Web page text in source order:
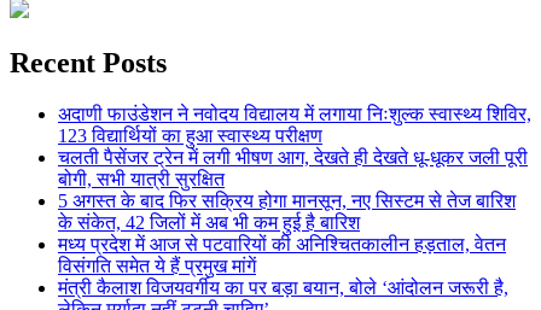
Recent Posts
अदाणी फाउंडेशन ने नवोदय विद्यालय में लगाया निःशुल्क स्वास्थ्य शिविर,
123 विद्यार्थियों का हुआ स्वास्थ्य परीक्षण
चलती पैसेंजर ट्रेन में लगी भीषण आग, देखते ही देखते धू-धूकर जली पूरी
बोगी, सभी यात्री सुरक्षित
5 अगस्त के बाद फिर सक्रिय होगा मानसून, नए सिस्टम से तेज बारिश
के संकेत, 42 जिलों में अब भी कम हुई है बारिश
मध्य प्रदेश में आज से पटवारियों की अनिश्चितकालीन हड़ताल, वेतन
विसंगति समेत ये हैं प्रमुख मांगें
मंत्री कैलाश विजयवर्गीय का पर बड़ा बयान, बोले ‘आंदोलन जरूरी है,